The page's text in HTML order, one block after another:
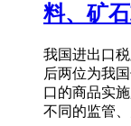
料、矿
我国进出口
后两位为我
口的商品实
不同的监管